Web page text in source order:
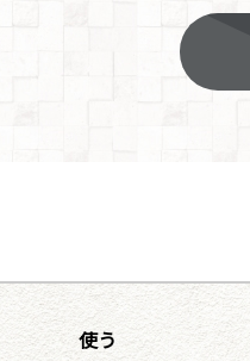
使う